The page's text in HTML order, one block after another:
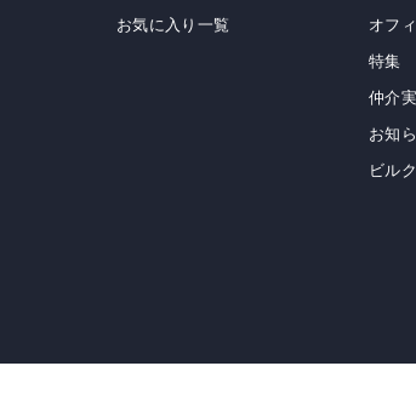
お気に入り一覧
オフ
特集
仲介
お知
ビル